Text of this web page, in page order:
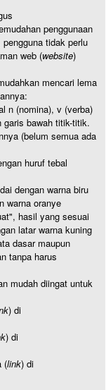
penggunaan
tidak perlu
web (website)
mencari lema
n (nomina), v (verba)
garis bawah titik-titik.
(belum semua ada
huruf tebal
dengan warna biru
warna oranye
hasil yang sesuai
latar warna kuning
dasar maupun
tanpa harus
mudah diingat untuk
) di
) di
(link) di